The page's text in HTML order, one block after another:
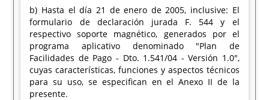
b) Hasta el día 21 de enero de 2005, inclusive: El
formulario de declaración jurada F. 544 y el
respectivo soporte magnético, generados por el
programa aplicativo denominado "Plan de
Facilidades de Pago - Dto. 1.541/04 - Versión 1.0",
cuyas características, funciones y aspectos técnicos
para su uso, se especifican en el Anexo II de la
presente.